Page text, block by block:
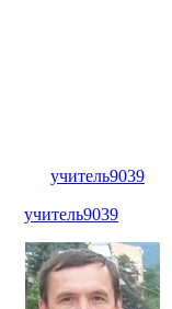
учитель9039
учитель9039